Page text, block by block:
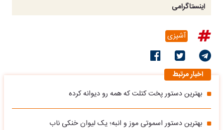
اینستاگرامی
آشپزی
اخبار مرتبط
بهترین دستور پخت کتلت که همه رو دیوانه کرده
بهترین دستور اسموتی موز و انبه؛ یک لیوان خنکی ناب